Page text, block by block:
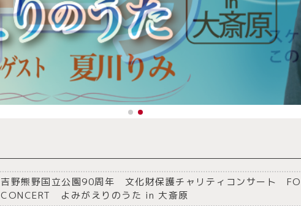
吉野熊野国立公園90周年 文化財保護チャリティコンサート
CONCERT よみがえりのうた in 大斎原